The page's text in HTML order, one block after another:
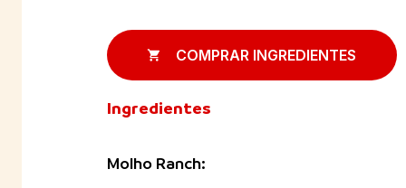
COMPRAR INGREDIENTES
Ingredientes
Molho Ranch: